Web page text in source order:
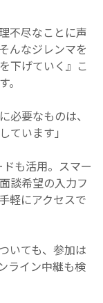
不尽なことに声
んなジレンマを
下げていく』こ
必要なものは、
ています」
も活用。スマー
談希望の入力フ
軽にアクセスで
いても、参加は
ライン中継も検